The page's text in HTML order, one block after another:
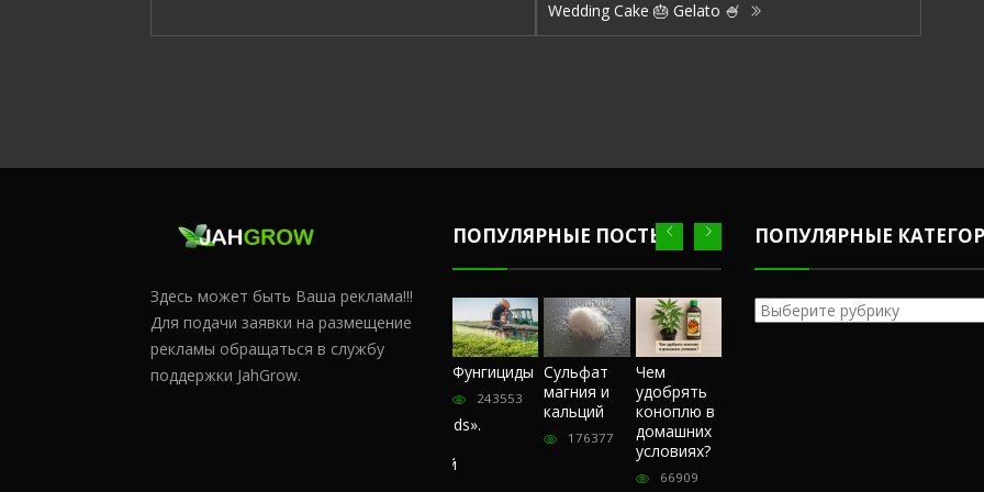
Wedding Cake 🎂 Gelato 🍧
Здесь может быть Ваша реклама!!!
Для подачи заявки на размещение
рекламы обращаться в службу
поддержки JahGrow.
ПОПУЛЯРНЫЕ ПОСТЫ
Сульфат
магния и
Чем
Честный
«Hohlandseeds».
покупателей
Фунгициды
243553
Сульфат
магния и
кальций
176377
Чем
удобрять
коноплю в
домашних
условиях?
66909
ПОПУЛЯРНЫЕ
Популярные